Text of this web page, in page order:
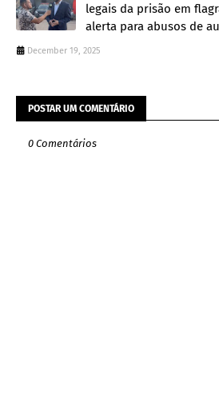
legais da prisão em
alerta para abusos de
December 19, 2025
POSTAR UM COMENTÁRIO
0 Comentários